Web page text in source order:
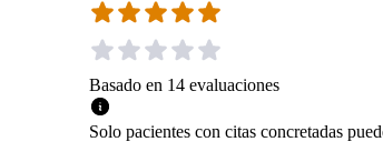
Basado en 14 evaluaciones
Solo pacientes con citas concretadas